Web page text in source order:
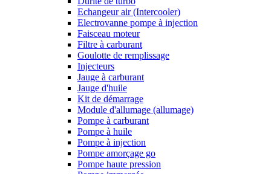
Echangeur air (Intercooler)
Electrovanne pompe à injection
Faisceau moteur
Filtre à carburant
Goulotte de remplissage
Injecteurs
Jauge à carburant
Jauge d'huile
Kit de démarrage
Module d'allumage (allumage)
Pompe à carburant
Pompe à huile
Pompe à injection
Pompe amorçage go
Pompe haute pression